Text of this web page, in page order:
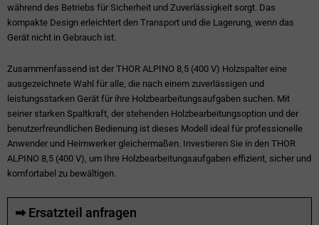
während des Betriebs für Sicherheit und Zuverlässigkeit sorgt. Das
kompakte Design erleichtert den Transport und die Lagerung, wenn das
Gerät nicht in Gebrauch ist.
Zusammenfassend ist der THOR ALPINO 8,5 (400 V) Holzspalter eine
ausgezeichnete Wahl für alle, die nach einem zuverlässigen und
leistungsstarken Gerät für ihre Holzbearbeitungsaufgaben suchen. Mit
seiner starken Spaltkraft, der stehenden Holzbearbeitungsoption und der
benutzerfreundlichen Bedienung ist dieses Modell ideal für professionelle
Anwender und Heimwerker gleichermaßen. Investieren Sie in den THOR
ALPINO 8,5 (400 V), um Ihre Holzbearbeitungsaufgaben effizient, sicher und
komfortabel zu bewältigen.
➡ Ersatzteil anfragen